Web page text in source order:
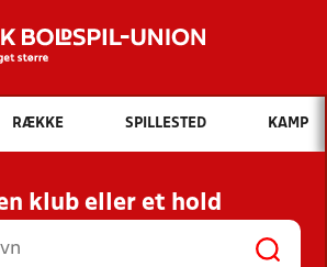
Hvad vil du søge efter?
INDHOLD OG NYHEDER
RESULTATER, KLUBBER OG
HOLD
RÆKKE SPILLESTED KAMP
klub eller et hold